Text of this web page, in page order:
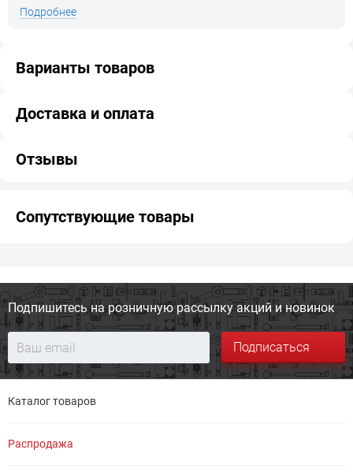
Подробнее
Варианты товаров
Доставка и оплата
Отзывы
Сопутствующие товары
Подпишитесь на розничную рассылку акций и новинок
Подписаться
Каталог товаров
Распродажа